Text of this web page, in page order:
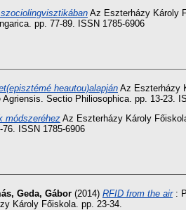
Az Eszterházy Károly
pp. 77-89. ISSN 1785-6906
heautou)alapjánAz Eszterházy
Sectio Philiosophica. pp. 13-23.
módszeréhez Az Eszterházy Károly
ISSN 1785-6906
, Geda, Gábor (2014) RFID from the air:
Károly Főiskola. pp. 23-34.